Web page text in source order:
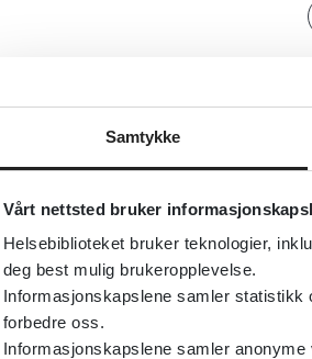
Samtykke
Vårt nettsted bruker
Helsebiblioteket bruker teknologier,
deg best mulig brukeropplevelse.
Informasjonskapslene samler
forbedre oss.
Informasjonskapslene samler